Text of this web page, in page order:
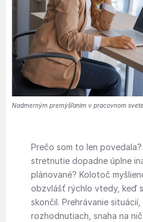
Nadmerným premýšľaním v pracovnom
Prečo som to len
stretnutie dopadne úplne
plánované? Kolotoč
obzvlášť rýchlo vtedy, keď
skončil. Prehrávanie
rozhodnutiach, snaha na